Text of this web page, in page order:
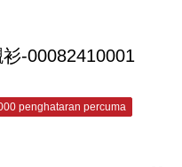
-00082410001
penghataran percuma